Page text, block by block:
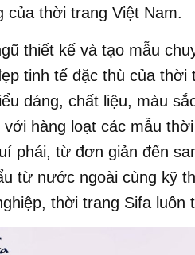
của thời trang Việt Nam.
thiết kế và tạo mẫu
tinh tế đặc thù của
dáng, chất liệu, màu
với hàng loạt các mẫu
phái, từ đơn giản đến
từ nước ngoài cùng kỹ
thời trang Sifa